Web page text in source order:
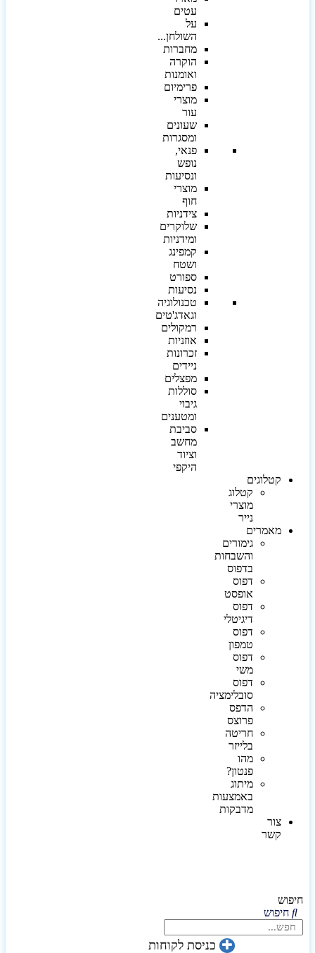
עטים
על
השולחן...
מחברות
הוקרה
ואומנות
פרימיום
מוצרי
עור
שעונים
ומסגרות
פנאי,
נופש
ונסיעות
מוצרי
חוף
צידניות
שלוקרים
ומידניות
קמפינג
ושטח
ספורט
נסיעות
טכנולוגיה
וגאדג'טים
רמקולים
אוזניות
זכרונות
ניידים
מפצלים
סוללות
גיבוי
ומטענים
סביבת
מחשב
וציוד
היקפי
קטלוגים
קטלוג
מוצרי
נייר
מאמרים
גימורים
והשבחות
בדפוס
דפוס
אופסט
דפוס
דיגיטלי
דפוס
טמפון
דפוס
משי
דפוס
סובלימציה
הדפס
פרוצס
חריטה
בלייזר
מהו
פנטון?
מיתוג
באמצעות
מדבקות
צור
קשר
חיפוש
חיפוש
כניסת לקוחות